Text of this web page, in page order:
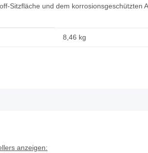
Sitzfläche und dem korrosionsgeschützten
8,46 kg
anzeigen: